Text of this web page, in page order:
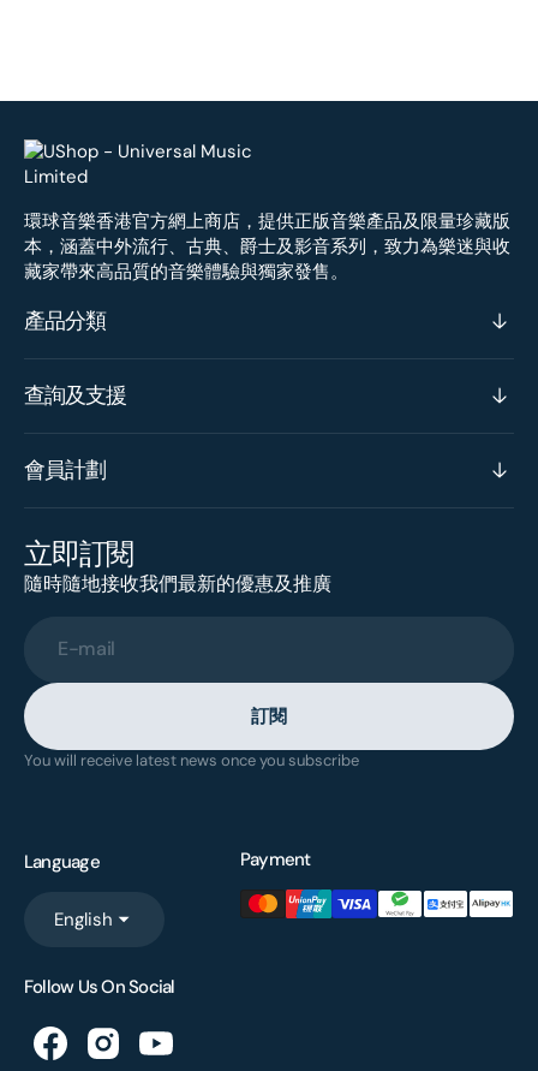
環球音樂香港官方網上商店，提供正版音樂產品及限量珍藏版
本，涵蓋中外流行、古典、爵士及影音系列，致力為樂迷與收
藏家帶來高品質的音樂體驗與獨家發售。
產品分類
查詢及支援
會員計劃
立即訂閱
隨時隨地接收我們最新的優惠及推廣
E-mail
訂閱
You will receive latest news once you subscribe
Language
English
Payment
Follow Us On Social